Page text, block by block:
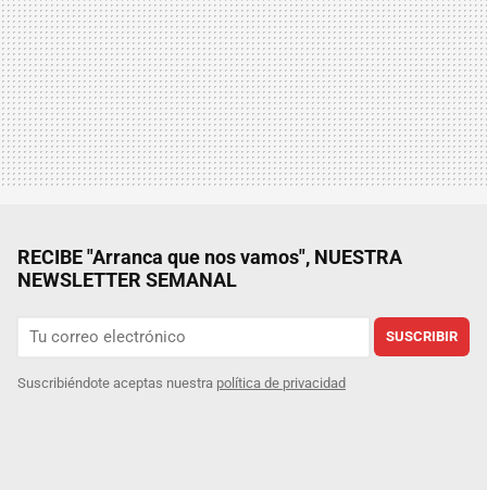
RECIBE "Arranca que nos vamos", NUESTRA
NEWSLETTER SEMANAL
SUSCRIBIR
Suscribiéndote aceptas nuestra política de privacidad